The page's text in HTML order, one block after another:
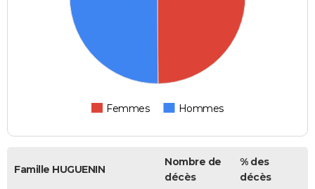
Femmes Hommes
Famille HUGUENIN
Nombre de
décès
% des
décès